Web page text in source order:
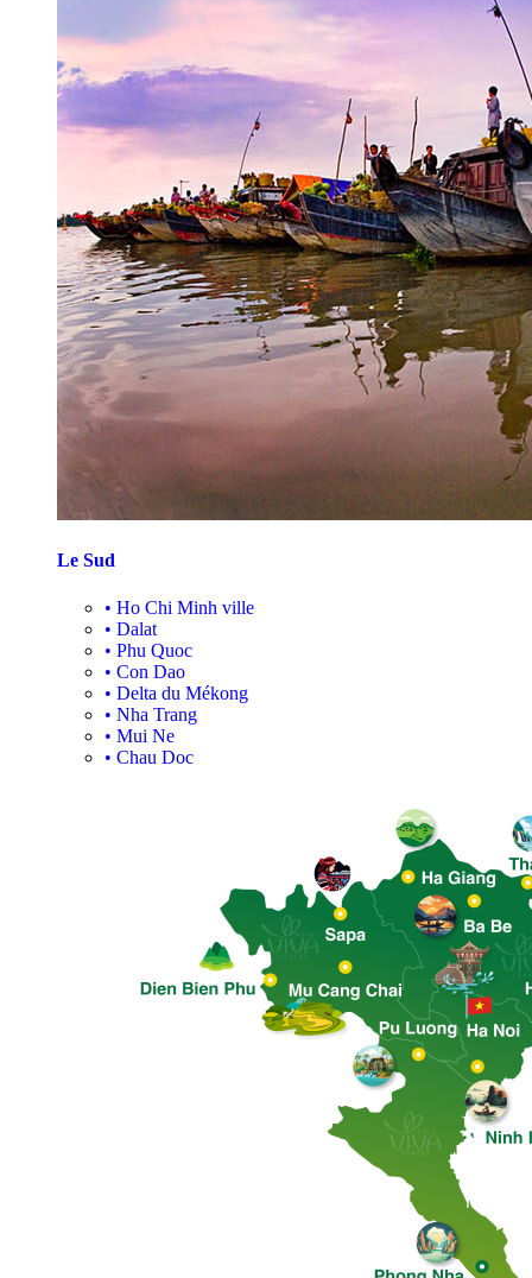
Le Sud
• Ho Chi Minh ville
• Dalat
• Phu Quoc
• Con Dao
• Delta du Mékong
• Nha Trang
• Mui Ne
• Chau Doc